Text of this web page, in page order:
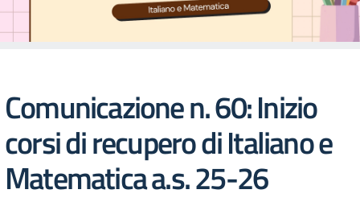
Comunicazione n. 60: Inizio
corsi di recupero di Italiano e
Matematica a.s. 25-26